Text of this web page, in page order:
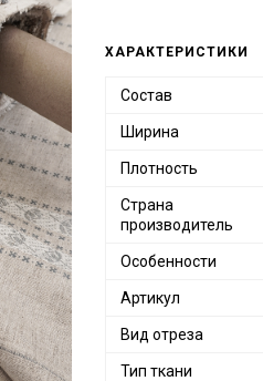
ХАРАКТЕРИСТИКИ
Состав
Ширина
Плотность
Страна
производитель
Особенности
Артикул
Вид отреза
Тип ткани